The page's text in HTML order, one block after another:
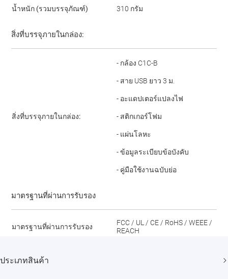
น้ำหนัก (รวมบรรจุภัณฑ์) 310 กรัม
สิ่งที่บรรจุภายในกล่อง:
สิ่งที่บรรจุภายในกล่อง:
- กล้อง C1C-B
- สาย USB ยาว 3 ม.
- อะแดปเตอร์แปลงไฟ
- สติกเกอร์โฟม
- แผ่นโลหะ
- ข้อมูลระเบียบข้อบังคับ
- คู่มือใช้งานฉบับย่อ
มาตรฐานที่ผ่านการรับรอง
มาตรฐานที่ผ่านการรับรอง
FCC / UL / CE / RoHS / WEEE /
REACH
ประเภทสินค้า